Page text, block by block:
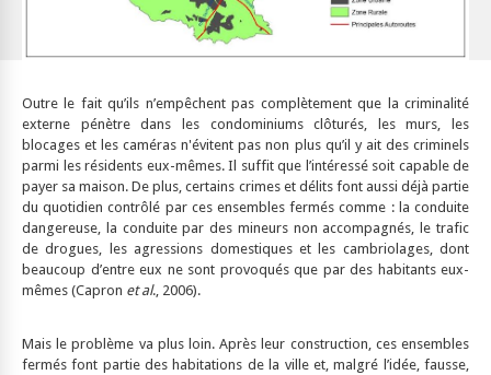
Outre le fait qu’ils n’empêchent pas complètement que la criminalité
externe pénètre dans les condominiums clôturés, les murs, les
blocages et les caméras n'évitent pas non plus qu’il y ait des criminels
parmi les résidents eux-mêmes. Il suffit que l’intéressé soit capable de
payer sa maison. De plus, certains crimes et délits font aussi déjà partie
du quotidien contrôlé par ces ensembles fermés comme : la conduite
dangereuse, la conduite par des mineurs non accompagnés, le trafic
de drogues, les agressions domestiques et les cambriolages, dont
beaucoup d’entre eux ne sont provoqués que par des habitants eux-
mêmes (Capron et al., 2006).
Mais le problème va plus loin. Après leur construction, ces ensembles
fermés font partie des habitations de la ville et, malgré l’idée, fausse,